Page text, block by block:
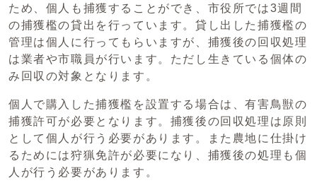
ため、個人も捕獲することができ、市役所では3週間
の捕獲檻の貸出を行っています。貸し出した捕獲檻の
管理は個人に行ってもらいますが、捕獲後の回収処理
は業者や市職員が行います。ただし生きている個体の
み回収の対象となります。
個人で購入した捕獲檻を設置する場合は、有害鳥獣の
捕獲許可が必要となります。捕獲後の回収処理は原則
として個人が行う必要があります。また農地に仕掛け
るためには狩猟免許が必要になり、捕獲後の処理も個
人が行う必要があります。